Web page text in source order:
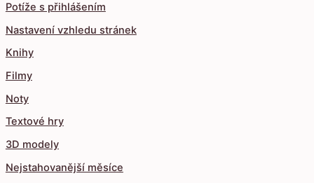
Potíže s přihlášením
Nastavení vzhledu stránek
Knihy
Filmy
Noty
Textové hry
3D modely
Nejstahovanější měsíce